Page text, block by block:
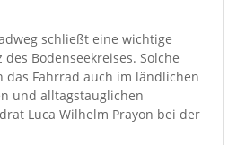
schließt eine wichtige
des Bodenseekreises. Solche
das Fahrrad auch im ländlichen
und alltagstauglichen
Luca Wilhelm Prayon bei der